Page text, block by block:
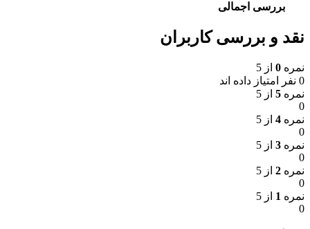
بررسی اجمالی
نقد و بررسی کاربران
نمره 0 از 5
0 نفر امتیاز داده اند
نمره 5 از 5
0
نمره 4 از 5
0
نمره 3 از 5
0
نمره 2 از 5
0
نمره 1 از 5
0